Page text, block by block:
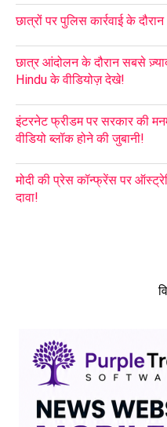
छात्रों पर पुलिस कार्रवाई के
छात्र आंदोलन के दौरान सबसे
Hindu के वीडियोज़ देखे!
इंटरनेट फ्रीडम पर सरकार की
वीडियो ब्लॉक होने की जुबानी!
मोदी की प्रेस कॉन्फ्रेंस पर
दावा!